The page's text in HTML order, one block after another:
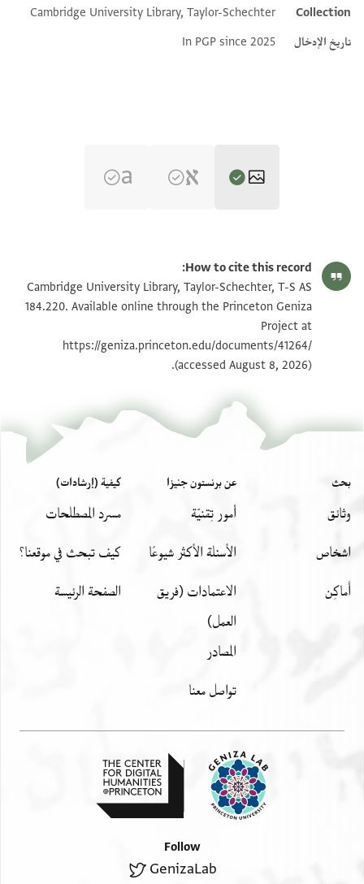
Collection
Cambridge University Library, Taylor-Schechter
تاريخ الإدخال
In PGP since 2025
T-S AS 184.220 1v تكبير و تدوير
بيان أذونات الصورة
How to cite this record:
Cambridge University Library, Taylor-Schechter, T-S AS
184.220. Available online through the Princeton Geniza
Project at
https://geniza.princeton.edu/documents/41264/
(accessed August 8, 2026).
بحث
وثائق
اشخاص
أَماكِن
عن برنستون جنيزا
أمور تِقنيّة
الأسئلة الأكثر شيوعًا
الاعتمادات (فريق
العمل)
المصادر
تواصل معنا
كيفية (إرشادات)
مسرد المصطلحات
كيف تبحث في موقعنا؟
الصفحة الرئيسة
Follow
GenizaLab